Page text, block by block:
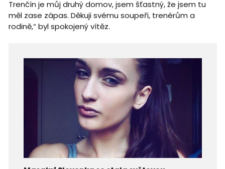
Trenčín je můj druhý domov, jsem šťastný, že jsem tu
měl zase zápas. Děkuji svému soupeři, trenérům a
rodině,“ byl spokojený vítěz.